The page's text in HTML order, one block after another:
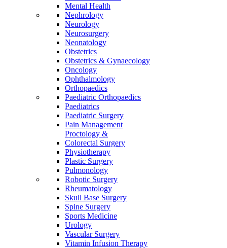
Mental Health
Nephrology
Neurology
Neurosurgery
Neonatology
Obstetrics
Obstetrics & Gynaecology
Oncology
Ophthalmology
Orthopaedics
Paediatric Orthopaedics
Paediatrics
Paediatric Surgery
Pain Management
Proctology &
Colorectal Surgery
Physiotherapy
Plastic Surgery
Pulmonology
Robotic Surgery
Rheumatology
Skull Base Surgery
Spine Surgery
Sports Medicine
Urology
Vascular Surgery
Vitamin Infusion Therapy